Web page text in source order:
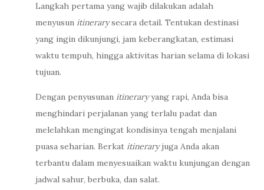
Langkah pertama yang wajib dilakukan adalah
menyusun itinerarysecara detail. Tentukan destinasi
yang ingin dikunjungi, jam keberangkatan, estimasi
waktu tempuh, hingga aktivitas harian selama di lokasi
tujuan.
Dengan penyusunan itineraryyang rapi, Anda bisa
menghindari perjalanan yang terlalu padat dan
melelahkan mengingat kondisinya tengah menjalani
puasa seharian. Berkat itineraryjuga Anda akan
terbantu dalam menyesuaikan waktu kunjungan dengan
jadwal sahur, berbuka, dan salat.